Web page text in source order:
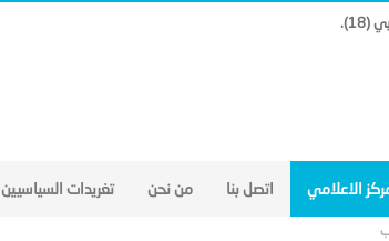
الاعلامي اتصل بنا من نحن تغريدات السياسيين